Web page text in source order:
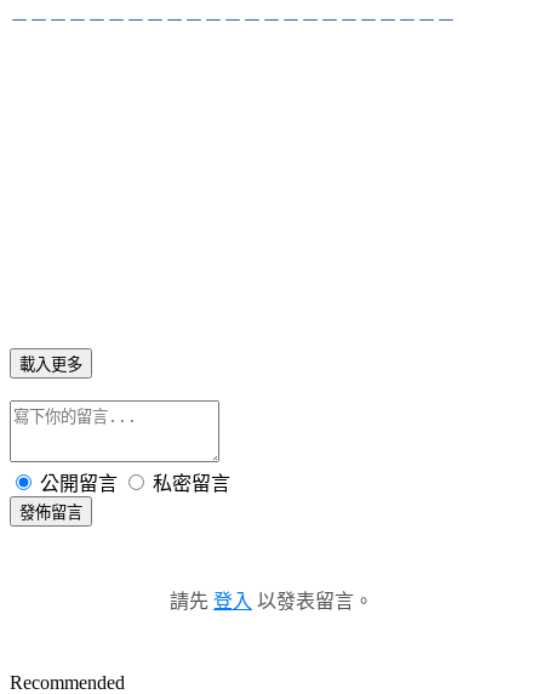
－－－－－－－－－－－－－－－－－－－－－－－
載入更多
公開留言 私密留言
發佈留言
請先 登入 以發表留言。
Recommended